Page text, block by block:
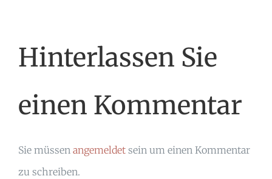
Hinterlassen Sie
einen Kommentar
Sie müssen angemeldet sein um einen Kommentar
zu schreiben.